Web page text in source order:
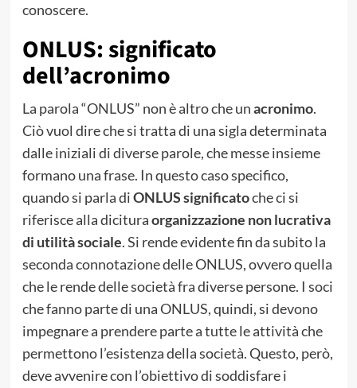
conoscere.
ONLUS: significato
dell’acronimo
La parola “ONLUS” non è altro che unacronimo.
Ciò vuol dire che si tratta di una sigla determinata
dalle iniziali di diverse parole, che messe insieme
formano una frase. In questo caso specifico,
quando si parla diONLUS significatoche ci si
riferisce alla dicituraorganizzazione non lucrativa
di utilità sociale. Si rende evidente fin da subito la
seconda connotazione delleONLUS, ovvero quella
che le rende delle società fra diverse persone. I soci
che fanno parte di unaONLUS, quindi, si devono
impegnare a prendere parte a tutte le attività che
permettono l’esistenza della società. Questo, però,
deve avvenire con l’obiettivo disoddisfare i